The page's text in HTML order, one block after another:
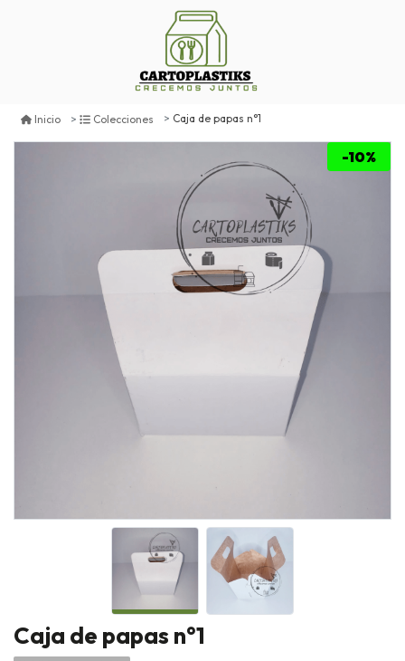
Inicio Colecciones Caja de papas n°1
-10%
Caja de papas n°1